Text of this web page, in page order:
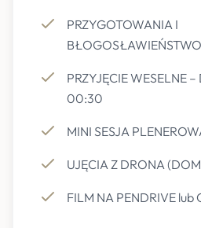
PRZYGOTOWANIA I
PRZYJĘCIE WESELNE
00:30
MINI SESJA
UJĘCIA Z DRONA
FILM NA PENDRIVE lub